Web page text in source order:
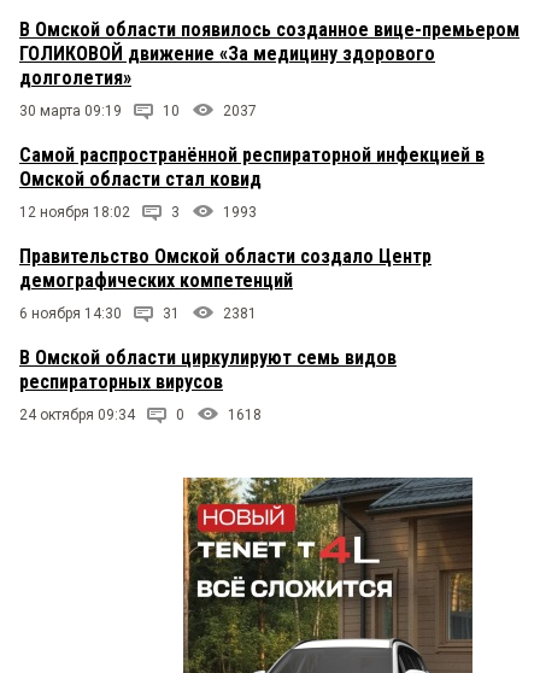
В Омской области появилось созданное вице-премьером
ГОЛИКОВОЙ движение «За медицину здорового
долголетия»
30 марта 09:19 10 2037
Самой распространённой респираторной инфекцией в
Омской области стал ковид
12 ноября 18:02 3 1993
Правительство Омской области создало Центр
демографических компетенций
6 ноября 14:30 31 2381
В Омской области циркулируют семь видов
респираторных вирусов
24 октября 09:34 0 1618